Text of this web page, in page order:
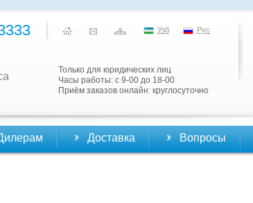
Узб Рус
Только для юридических лиц
Часы работы: с 9-00 до 18-00
Приём заказов онлайн: круглосуточно
Доставка Вопросы